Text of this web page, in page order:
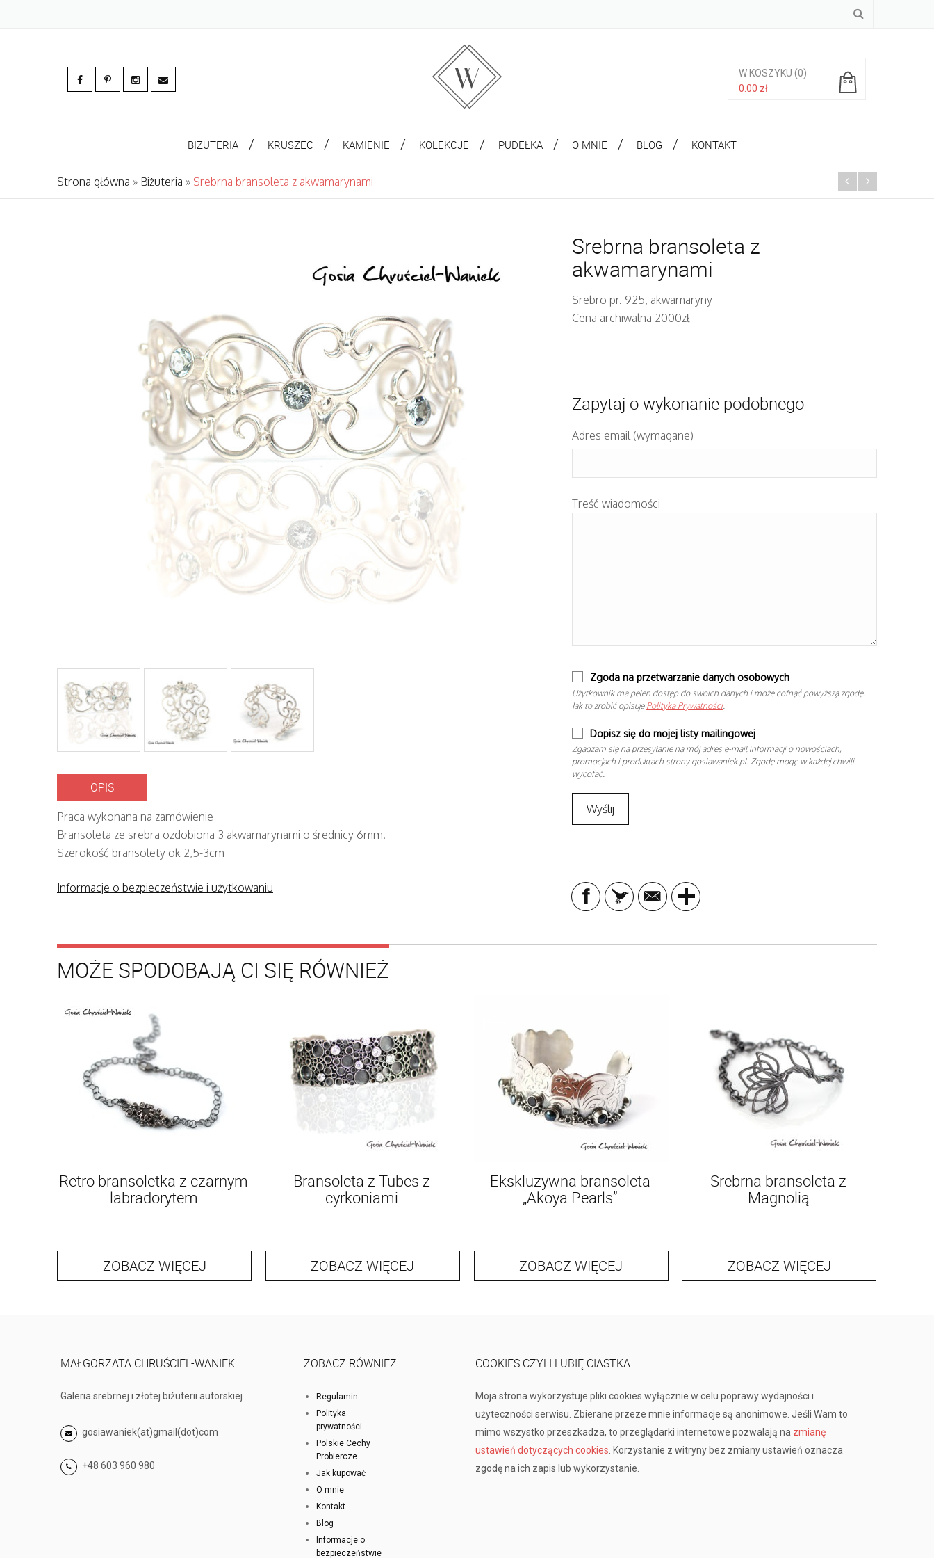
W KOSZYKU (0)
0.00 zł
BIŻUTERIA KRUSZEC KAMIENIE KOLEKCJE PUDEŁKA O MNIE BLOG KONTAKT
Strona główna » Biżuteria » Srebrna bransoleta z akwamarynami
OPIS
Praca wykonana na zamówienie
Bransoleta ze srebra ozdobiona 3 akwamarynami o średnicy 6mm.
Szerokość bransolety ok 2,5-3cm
Informacje o bezpieczeństwie i użytkowaniu
Srebrna bransoleta z
akwamarynami
Srebro pr. 925, akwamaryny
Cena archiwalna 2000zł
Zapytaj o wykonanie podobnego
Adres email (wymagane)
Treść wiadomości
Zgoda na przetwarzanie danych osobowych
Użytkownik ma pełen dostęp do swoich danych i może cofnąć powyższą zgodę.
Jak to zrobić opisuje Polityka Prywatności.
Dopisz się do mojej listy mailingowej
Zgadzam się na przesyłanie na mój adres e-mail informacji o nowościach,
promocjach i produktach strony gosiawaniek.pl. Zgodę mogę w każdej chwili
wycofać.
MOŻE SPODOBAJĄ CI SIĘ RÓWNIEŻ
Retro bransoletka z czarnym
labradorytem
ZOBACZ WIĘCEJ
Bransoleta z Tubes z
cyrkoniami
ZOBACZ WIĘCEJ
Ekskluzywna bransoleta
„Akoya Pearls”
ZOBACZ WIĘCEJ
Srebrna bransoleta z
Magnolią
ZOBACZ WIĘCEJ
MAŁGORZATA CHRUŚCIEL-WANIEK
Galeria srebrnej i złotej biżuterii autorskiej
gosiawaniek(at)gmail(dot)com
+48 603 960 980
ZOBACZ RÓWNIEŻ
Regulamin
Polityka
prywatności
Polskie Cechy
Probiercze
Jak kupować
O mnie
Kontakt
Blog
Informacje o
bezpieczeństwie
COOKIES CZYLI LUBIĘ CIASTKA
Moja strona wykorzystuje pliki cookies wyłącznie w celu poprawy wydajności i
użyteczności serwisu. Zbierane przeze mnie informacje są anonimowe. Jeśli Wam to
mimo wszystko przeszkadza, to przeglądarki internetowe pozwalają na zmianę
ustawień dotyczących cookies . Korzystanie z witryny bez zmiany ustawień oznacza
zgodę na ich zapis lub wykorzystanie.